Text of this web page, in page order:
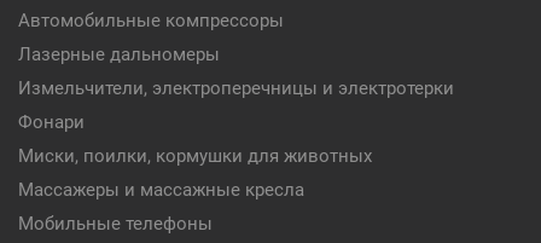
Автомобильные компрессоры
Лазерные дальномеры
Измельчители, электроперечницы и электротерки
Фонари
Миски, поилки, кормушки для животных
Массажеры и массажные кресла
Мобильные телефоны